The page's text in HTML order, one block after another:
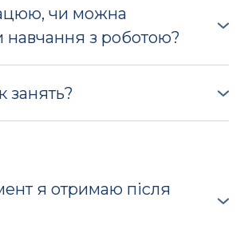
чи можна
навчання з роботою?
записи занять, проте
занять?
я отримаю після